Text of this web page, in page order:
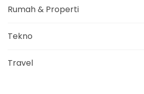
Rumah & Properti
Tekno
Travel